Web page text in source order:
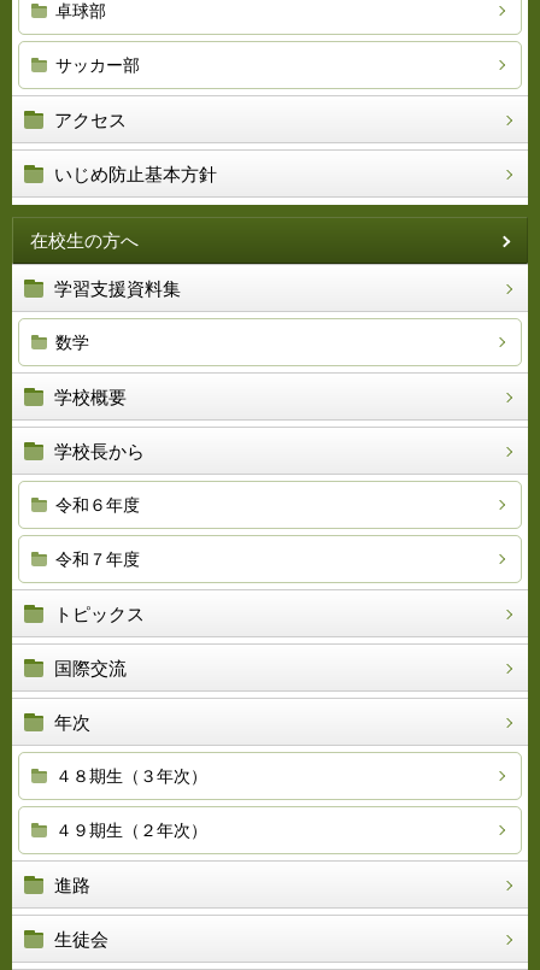
卓球部
サッカー部
アクセス
いじめ防止基本方針
在校生の方へ
学習支援資料集
数学
学校概要
学校長から
令和６年度
令和７年度
トピックス
国際交流
年次
４８期生（３年次）
４９期生（２年次）
進路
生徒会